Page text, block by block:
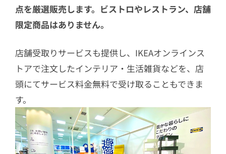
点を厳選販売します。ビストロやレストラン、店舗
限定商品はありません。
店舗受取りサービスも提供し、IKEAオンラインス
トアで注文したインテリア・生活雑貨などを、店
頭にてサービス料金無料で受け取ることもできま
す。